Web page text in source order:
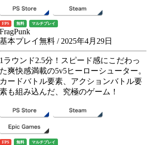
FPS 無料 マルチプレイ
FragPunk
基本プレイ無料 / 2025年4月29日
1ラウンド2.5分！スピード感にこだわっ
た爽快感満載の5v5ヒーローシューター。
カードバトル要素、アクションバトル要
素も組み込んだ、究極のゲーム！
FPS 無料 マルチプレイ